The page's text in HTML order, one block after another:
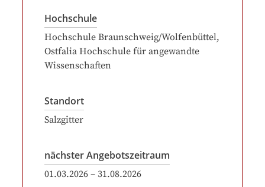
Hochschule
Hochschule Braunschweig/Wolfenbüttel,
Ostfalia Hochschule für angewandte
Wissenschaften
Standort
Salzgitter
nächster Angebotszeitraum
01.03.2026 – 31.08.2026